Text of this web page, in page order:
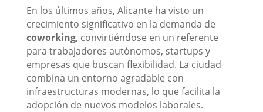
En los últimos años, Alicante ha visto un
crecimiento significativo en la demanda de
coworking, convirtiéndose en un referente
para trabajadores autónomos, startups y
empresas que buscan flexibilidad. La ciudad
combina un entorno agradable con
infraestructuras modernas, lo que facilita la
adopción de nuevos modelos laborales.